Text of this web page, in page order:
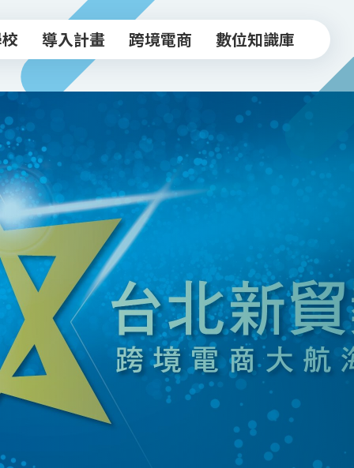
導入計畫
導入計畫
中小企業導入計畫
實體店家導入計畫
跨境驗證輔導計畫
跨境電商
跨境驗證輔導方案
跨境電商工作坊
台北新貿獎
數位知識庫
常見FAQ
知識文章